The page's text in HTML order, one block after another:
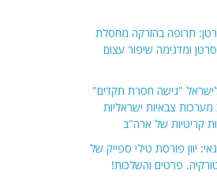
תרופה בהזרקה מחסלת
ומדגימה שיפור עצום
"גישה חסרת תקדים"
צבאיות ישראליות
קריטיות של ארה"ב
יוון פורסת טילי ספייק של
פרטים והשלכות!